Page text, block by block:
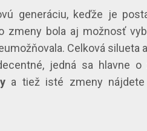
generáciu, keďže je
zmeny bola aj možnosť
Celková silueta
jedná sa hlavne o
a tiež isté zmeny nájdete